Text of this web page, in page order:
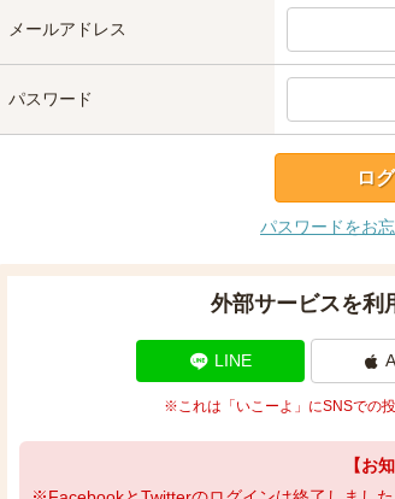
メールアドレス
パスワード
パスワードをお
外部サービスを利
LINE
※これは「いこーよ」にSNSでの
【お